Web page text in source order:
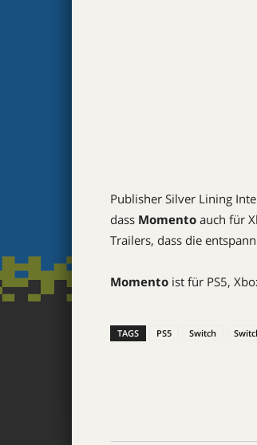
Publisher Silver Lining
dass Momento auch für
Trailers, dass die
Momento ist für PS5,
TAGS PS5 Switch